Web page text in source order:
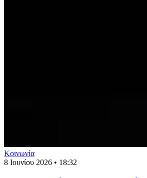
Κοινωνία
8 Ιουνίου 2026 • 18:32